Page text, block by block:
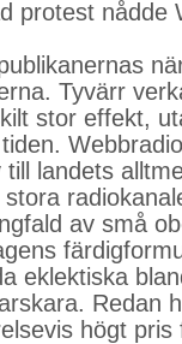
protest nådde
Tyvärr
stor effekt,
landets
av små
eklektiska
Redan
högt pris